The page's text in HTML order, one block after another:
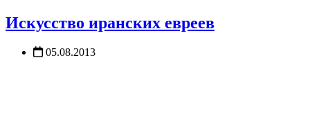
Искусство иранских евреев
05.08.2013